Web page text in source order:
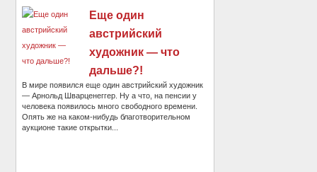
Еще один
австрийский
художник — что
дальше?!
В мире появился еще один австрийский художник
— Арнольд Шварценеггер. Ну а что, на пенсии у
человека появилось много свободного времени.
Опять же на каком-нибудь благотворительном
аукционе такие открытки...